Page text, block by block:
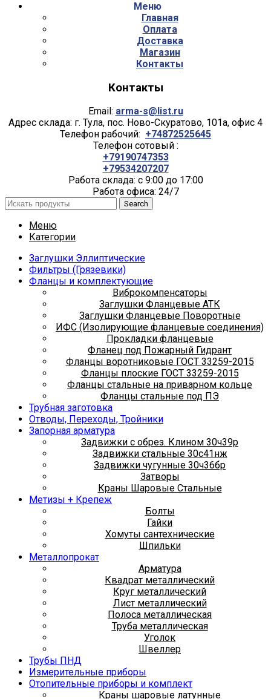
Меню
Главная
Оплата
Доставка
Магазин
Контакты
Контакты
Email: arma-s@list.ru
Адрес склада: г. Тула, пос. Ново-Скуратово, 101а, офис 4
Телефон рабочий: +74872525645
Телефон сотовый :
+79190747353
+79534207207
Работа склада: с 9:00 до 17:00
Работа офиса: 24/7
Search
Меню
Категории
Заглушки Эллиптические
Фильтры (Грязевики)
Фланцы и комплектующие
Виброкомпенсаторы
Заглушки Фланцевые АТК
Заглушки Фланцевые Поворотные
ИФС (Изолирующие фланцевые соединения)
Прокладки фланцевые
Фланец под Пожарный Гидрант
Фланцы воротниковые ГОСТ 33259-2015
Фланцы плоские ГОСТ 33259-2015
Фланцы стальные на приварном кольце
Фланцы стальные под ПЭ
Трубная заготовка
Отводы, Переходы, Тройники
Запорная арматура
Задвижки с обрез. Клином 30ч39р
Задвижки стальные 30с41нж
Задвижки чугунные 30ч36бр
Затворы
Краны Шаровые Стальные
Метизы + Крепеж
Болты
Гайки
Хомуты сантехнические
Шпильки
Металлопрокат
Арматура
Квадрат металлический
Круг металлический
Лист металлический
Полоса металлическая
Труба металлическая
Уголок
Швеллер
Трубы ПНД
Измерительные приборы
Отопительные приборы и комплект
Краны шаровые латунные